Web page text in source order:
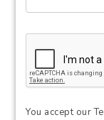
You accept our